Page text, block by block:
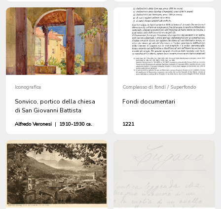
Iconografica
Sonvico, portico della chiesa
di San Giovanni Battista
Alfredo Veronesi | 1910-1930 ca.
Complesso di fondi / Superfondo
Fondi documentari
1221